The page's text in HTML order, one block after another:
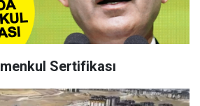
Sertifikası